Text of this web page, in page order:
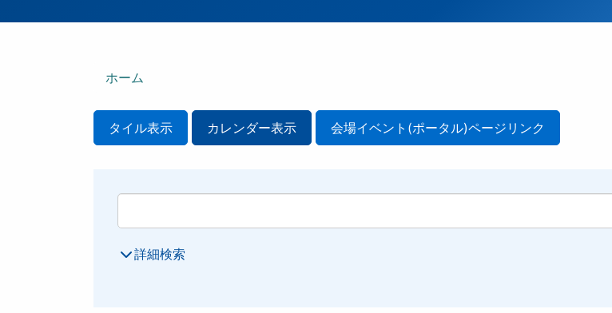
ュ
シ
ホーム
タイル表示 カレンダー表示 会場イベント(ポータル)ページリンク
詳細検索